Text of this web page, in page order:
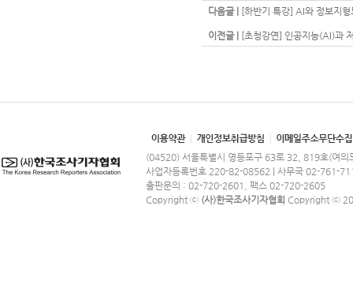
다음글 | [하반기 특강] AI와 정보지
이전글 | [초청강연] 인공지능(AI)과
(04520) 서울특별시 영등포구 63로 32, 819호(여의
사업자등록번호 220-82-08562 | 사무국 02-761-
출판문의 : 02-720-2601, 팩스 02-720-2605
Copyright ⓒ (사)한국조사기자협회 Copyright ⓒ